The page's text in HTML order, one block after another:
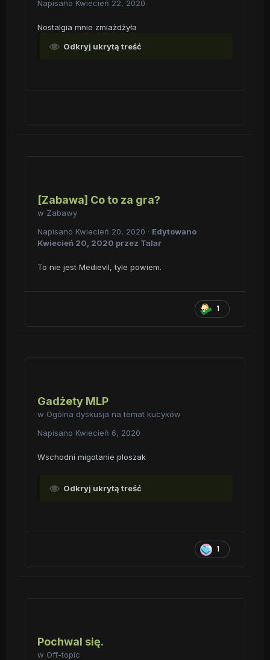
Napisano Kwiecień 22, 2020
Nostalgia mnie zmiażdżyła
Odkryj ukrytą treść
[Zabawa] Co to za gra?
w Zabawy
Napisano Kwiecień 20, 2020 · Edytowano
Kwiecień 20, 2020 przez Talar
To nie jest Medievil, tyle powiem.
1
Gadżety MLP
w Ogólna dyskusja na temat kucyków
Napisano Kwiecień 6, 2020
Wschodni migotanie ploszak
Odkryj ukrytą treść
1
Pochwal się.
w Off-topic